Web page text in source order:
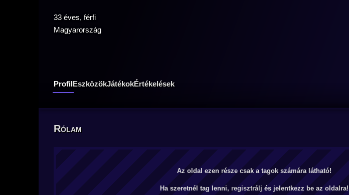
33 éves, férfi
Magyarország
ProfilEszközökJátékokÉrtékelések
Rólam
Az oldal ezen része csak a tagok számára látható!
Ha szeretnél tag lenni, regisztrálj és jelentkezz be az oldalra!